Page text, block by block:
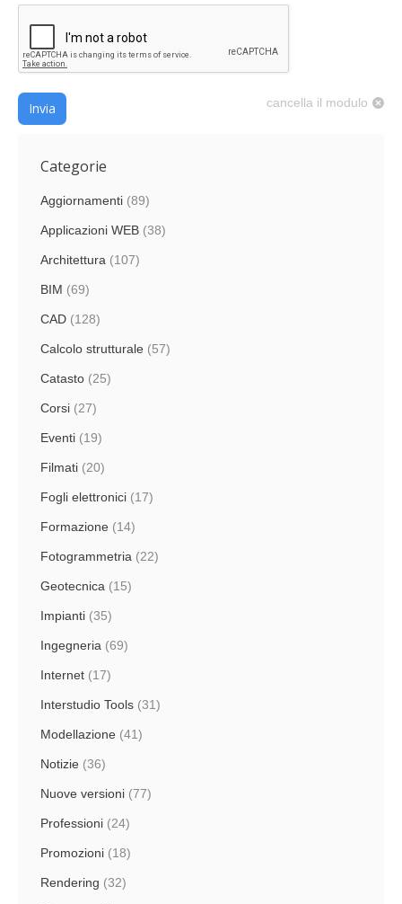
cancella il modulo
Invia
Categorie
Aggiornamenti (89)
Applicazioni WEB (38)
Architettura (107)
BIM (69)
CAD (128)
Calcolo strutturale (57)
Catasto (25)
Corsi (27)
Eventi (19)
Filmati (20)
Fogli elettronici (17)
Formazione (14)
Fotogrammetria (22)
Geotecnica (15)
Impianti (35)
Ingegneria (69)
Internet (17)
Interstudio Tools (31)
Modellazione (41)
Notizie (36)
Nuove versioni (77)
Professioni (24)
Promozioni (18)
Rendering (32)